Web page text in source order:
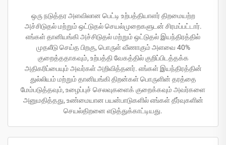
ஒரு நடுத்தர அளவிலான பெட்டி உற்பத்தியாளர் திறமையற்ற
அச்சிடுதல் மற்றும் ஒட்டுதல் செயல்முறைகளுடன் சிரமப்பட்டார்.
எங்கள் தானியங்கி அச்சிடுதல் மற்றும் ஒட்டுதல் இயந்திரத்தில்
முதலீடு செய்த பிறகு, பொருள் வீணாகும் அளவை 40%
குறைத்ததாகவும், உற்பத்தி வேகத்தில் குறிப்பிடத்தக்க
அதிகரிப்பையும் அவர்கள் அறிவித்தனர். எங்கள் இயந்திரத்தின்
துல்லியம் மற்றும் தானியங்கி திறன்கள் பொருளின் தரத்தை
மேம்படுத்தவும், உழைப்புச் செலவுகளைக் குறைக்கவும் அவர்களை
அனுமதித்தது, உண்மையான பயன்பாடுகளில் எங்கள் தீர்வுகளின்
செயல்திறனை எடுத்துக்காட்டியது.